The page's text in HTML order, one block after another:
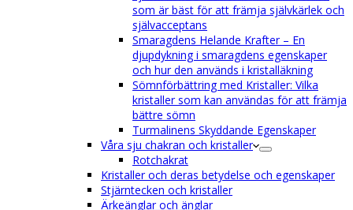
som är bäst för att främja självkärlek och
självacceptans
Smaragdens Helande Krafter – En
djupdykning i smaragdens egenskaper
och hur den används i kristalläkning
Sömnförbättring med Kristaller: Vilka
kristaller som kan användas för att främja
bättre sömn
Turmalinens Skyddande Egenskaper
Våra sju chakran och kristaller
Rotchakrat
Kristaller och deras betydelse och egenskaper
Stjärntecken och kristaller
Ärkeänglar och änglar